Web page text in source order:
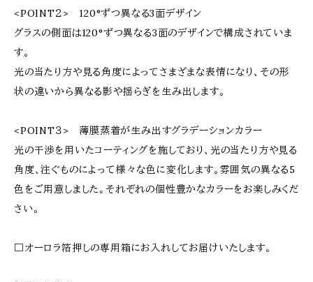
<POINT２> 120°ずつ異なる3面デザイン
グラスの側面は120°ずつ異なる3面のデザインで構成されていま
す。
光の当たり方や見る角度によってさまざまな表情になり、その形
状の違いから異なる影や揺らぎを生み出します。
<POINT３> 薄膜蒸着が生み出すグラデーションカラー
光の干渉を用いたコーティングを施しており、光の当たり方や見る
角度、注ぐものによって様々な色に変化します。雰囲気の異なる5
色をご用意しました。それぞれの個性豊かなカラーをお楽しみくだ
さい。
□オーロラ箔押しの専用箱にお入れしてお届けいたします。